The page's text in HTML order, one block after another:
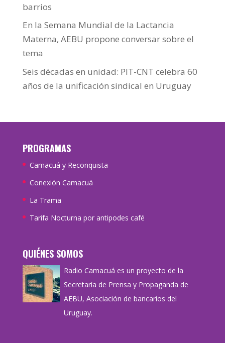
barrios
En la Semana Mundial de la Lactancia
Materna, AEBU propone conversar sobre el
tema
Seis décadas en unidad: PIT-CNT celebra 60
años de la unificación sindical en Uruguay
PROGRAMAS
Camacuá y Reconquista
Conexión Camacuá
La Trama
Tarifa Nocturna por antipodes café
QUIÉNES SOMOS
Radio Camacuá es un proyecto de la
Secretaría de Prensa y Propaganda de
AEBU, Asociación de bancarios del
Uruguay.